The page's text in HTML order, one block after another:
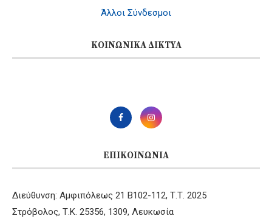
Άλλοι Σύνδεσμοι
ΚΟΙΝΩΝΙΚΆ ΔΊΚΤΥΑ
ΕΠΙΚΟΙΝΩΝΊΑ
Διεύθυνση: Αμφιπόλεως 21 B102-112, Τ.Τ. 2025
Στρόβολος, Τ.Κ. 25356, 1309, Λευκωσία